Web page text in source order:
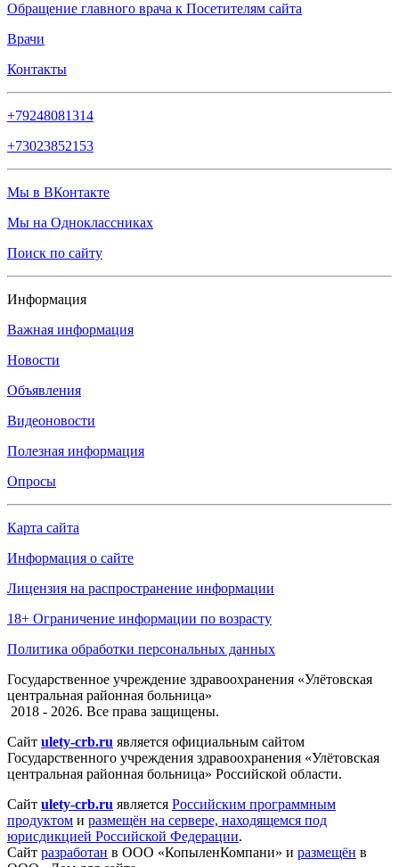
Обращение главного врача к Посетителям сайта
Врачи
Контакты
+79248081314
+73023852153
Мы в ВКонтакте
Мы на Одноклассниках
Поиск по сайту
Информация
Важная информация
Новости
Объявления
Видеоновости
Полезная информация
Опросы
Карта сайта
Информация о сайте
Лицензия на распространение информации
18+ Ограничение информации по возрасту
Политика обработки персональных данных
Государственное учреждение здравоохранения «Улётовская
центральная районная больница»
2018 - 2026. Все права защищены.
Сайт ulety-crb.ru является официальным сайтом
Государственного учреждения здравоохранения «Улётовская
центральная районная больница» Российской области.
Сайт ulety-crb.ru является Российским программным
продуктом и размещён на сервере, находящемся под
юрисдикцией Российской Федерации.
Сайт разработан в ООО «КопыленКомпани» и размещён в